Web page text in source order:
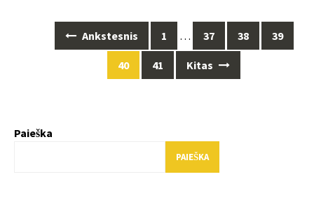
navigation
Ankstesnis 1 … 37 38 39
40 41 Kitas
Paieška
PAIEŠKA